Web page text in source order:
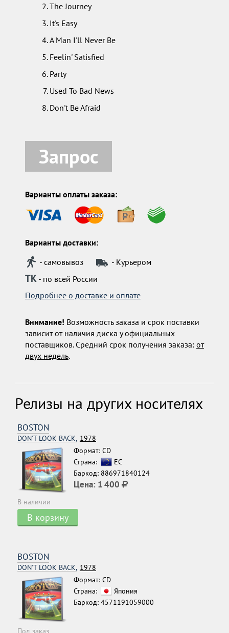
The Journey
It's Easy
A Man I'll Never Be
Feelin' Satisfied
Party
Used To Bad News
Don't Be Afraid
Запрос
Варианты оплаты заказа:
Варианты доставки:
- самовывоз
- Курьером
ТК- по всей России
Подробнее о доставке и оплате
Внимание! Возможность заказа и срок поставки
зависит от наличия диска у официальных
поставщиков. Средний срок получения заказа: от
двух недель.
Релизы на других носителях
BOSTON
DON'T LOOK BACK, 1978
Формат: CD
Страна:
ЕС
Баркод: 886971840124
Цена: 1 400
В наличии
В корзину
BOSTON
DON'T LOOK BACK, 1978
Формат: CD
Страна:
Япония
Баркод: 4571191059000
Под заказ